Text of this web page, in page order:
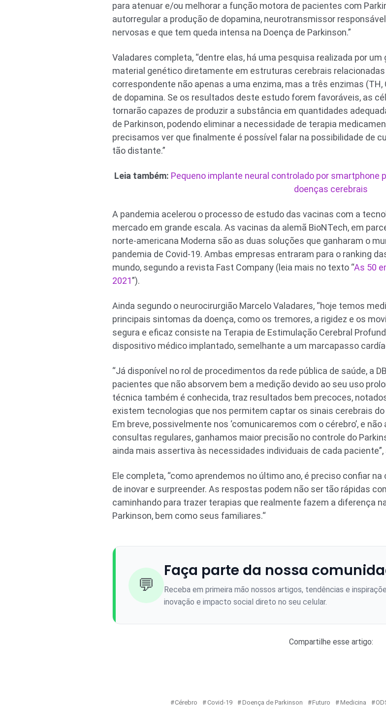
para atenuar e/ou melhorar a função motora de pacientes com
autorregular a produção de dopamina, neurotransmissor
nervosas e que tem queda intensa na Doença de Parkinson.”
Valadares completa, “dentre elas, há uma pesquisa realizada por
material genético diretamente em estruturas cerebrais
correspondente não apenas a uma enzima, mas a três enzimas (TH,
de dopamina. Se os resultados deste estudo forem favoráveis, as
tornarão capazes de produzir a substância em quantidades
de Parkinson, podendo eliminar a necessidade de terapia
precisamos ver que finalmente é possível falar na possibilidade de
tão distante.”
Leia também: Pequeno implante neural controlado por smartphone
doenças cerebrais
A pandemia acelerou o processo de estudo das vacinas com a
mercado em grande escala. As vacinas da alemã BioNTech, em
norte-americana Moderna são as duas soluções que ganharam o
pandemia de Covid-19. Ambas empresas entraram para o ranking
mundo, segundo a revista Fast Company (leia mais no texto “As 50
2021”).
Ainda segundo o neurocirurgião Marcelo Valadares, “hoje temos
principais sintomas da doença, como os tremores, a rigidez e os
segura e eficaz consiste na Terapia de Estimulação Cerebral
dispositivo médico implantado, semelhante a um marcapasso
“Já disponível no rol de procedimentos da rede pública de saúde, a
pacientes que não absorvem bem a medição devido ao seu uso
técnica também é conhecida, traz resultados bem precoces,
existem tecnologias que nos permitem captar os sinais cerebrais
Em breve, possivelmente nos ‘comunicaremos com o cérebro’, e
consultas regulares, ganhamos maior precisão no controle do
ainda mais assertiva às necessidades individuais de cada
Ele completa, “como aprendemos no último ano, é preciso confiar
de inovar e surpreender. As respostas podem não ser tão rápidas
caminhando para trazer terapias que realmente fazem a diferença
Parkinson, bem como seus familiares.“
💬
Faça parte da nossa
Receba em primeira mão nossos artigos, tendências e
inovação e impacto social direto no seu celular.
Compartilhe esse artigo:
Cérebro Covid-19 Doença de Parkinson Futuro Medicina